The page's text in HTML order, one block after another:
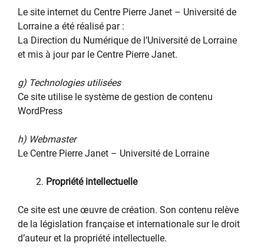
Le site internet du Centre Pierre Janet – Université de
Lorraine a été réalisé par :
La Direction du Numérique de l’Université de Lorraine
et mis à jour par le Centre Pierre Janet.
g) Technologies utilisées
Ce site utilise le système de gestion de contenu
WordPress
h) Webmaster
Le Centre Pierre Janet – Université de Lorraine
Propriété intellectuelle
Ce site est une œuvre de création. Son contenu relève
de la législation française et internationale sur le droit
d’auteur et la propriété intellectuelle.